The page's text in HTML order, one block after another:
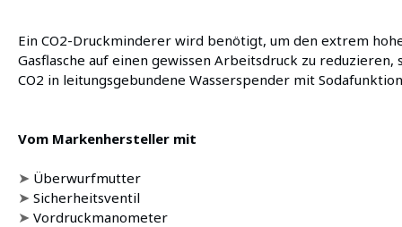
Ein CO2-Druckminderer wird benötigt, um den extrem
Gasflasche auf einen gewissen Arbeitsdruck zu reduzieren,
CO2 in leitungsgebundene Wasserspender mit
Vom Markenhersteller mit
➤ Überwurfmutter
➤ Sicherheitsventil
➤ Vordruckmanometer